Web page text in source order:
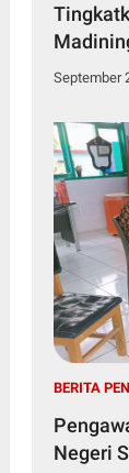
September
BERITA
Negeri